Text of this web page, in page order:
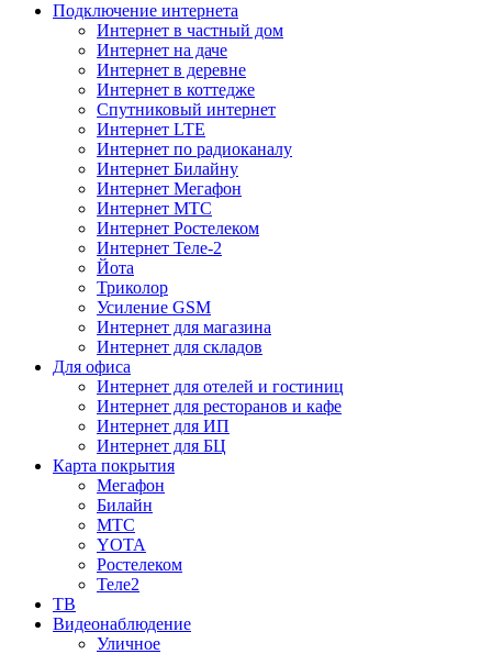
Подключение интернета
Интернет в частный дом
Интернет на даче
Интернет в деревне
Интернет в коттедже
Спутниковый интернет
Интернет LTE
Интернет по радиоканалу
Интернет Билайну
Интернет Мегафон
Интернет МТС
Интернет Ростелеком
Интернет Теле-2
Йота
Триколор
Усиление GSM
Интернет для магазина
Интернет для складов
Для офиса
Интернет для отелей и гостиниц
Интернет для ресторанов и кафе
Интернет для ИП
Интернет для БЦ
Карта покрытия
Мегафон
Билайн
МТС
YOTA
Ростелеком
Теле2
ТВ
Видеонаблюдение
Уличное